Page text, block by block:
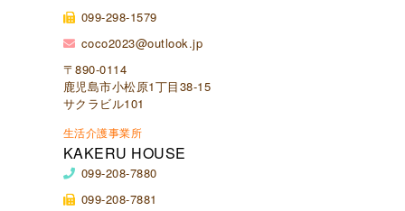
099-298-1579
coco2023@outlook.jp
〒890-0114
鹿児島市小松原1丁目38-15
サクラビル101
生活介護事業所
KAKERU HOUSE
099-208-7880
099-208-7881